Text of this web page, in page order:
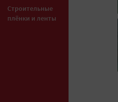
Строительные
плёнки и ленты